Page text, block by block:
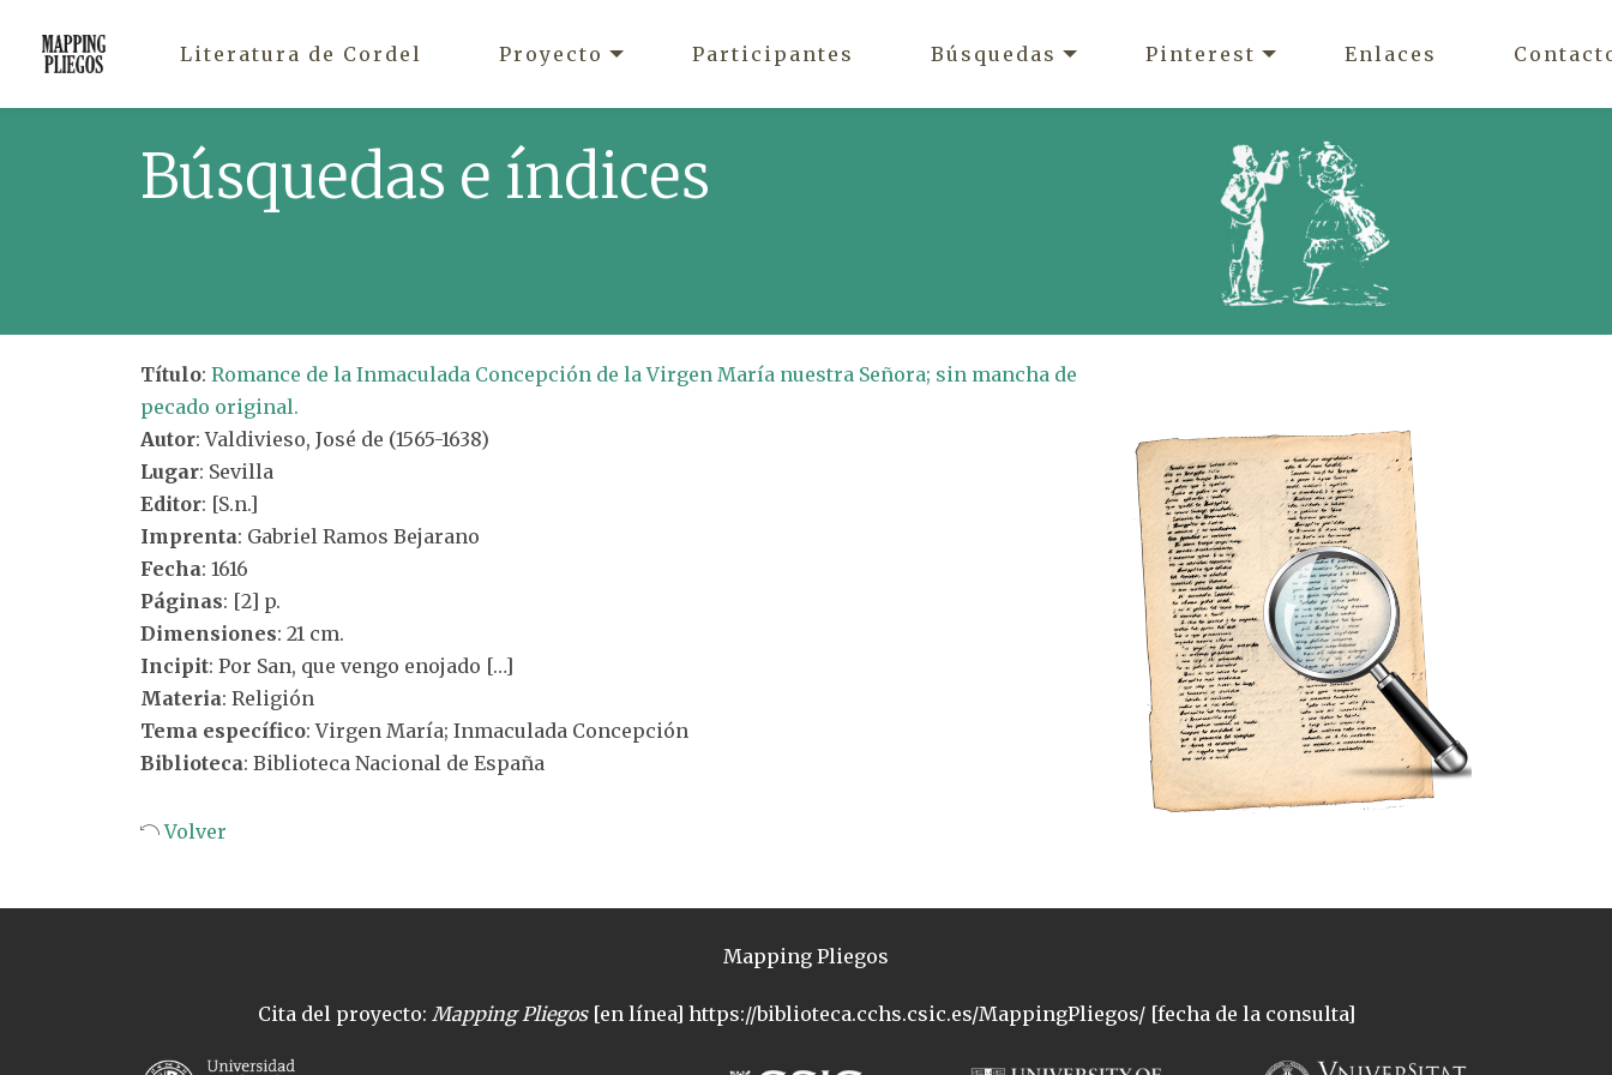
Literatura de Cordel Proyecto Participantes Búsquedas Pinterest Enlaces
Búsquedas e índices
Título: Romance de la Inmaculada Concepción de la Virgen María nuestra Señora; sin mancha de
pecado original.
Autor: Valdivieso, José de (1565-1638)
Lugar: Sevilla
Editor: [S.n.]
Imprenta: Gabriel Ramos Bejarano
Fecha: 1616
Páginas: [2] p.
Dimensiones: 21 cm.
Incipit: Por San, que vengo enojado […]
Materia: Religión
Tema específico: Virgen María; Inmaculada Concepción
Biblioteca: Biblioteca Nacional de España
Volver
Mapping Pliegos
Cita del proyecto: Mapping Pliegos[en línea] https://biblioteca.cchs.csic.es/MappingPliegos/ [fecha de la consulta]